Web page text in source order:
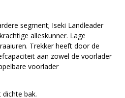
segment; Iseki Landleader
alleskunner. Lage
Trekker heeft door de
aan zowel de voorlader
voorlader
bak.